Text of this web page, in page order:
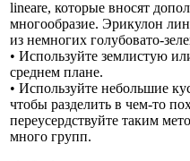
lineare, которые вносят
многообразие. Эрикулон
из немногих голубовато-
• Используйте землистую
среднем плане.
• Используйте небольшие
чтобы разделить в чем-то
переусердствуйте таким
много групп.